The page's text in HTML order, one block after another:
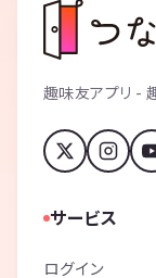
趣味友アプリ -
サービス
ログイン